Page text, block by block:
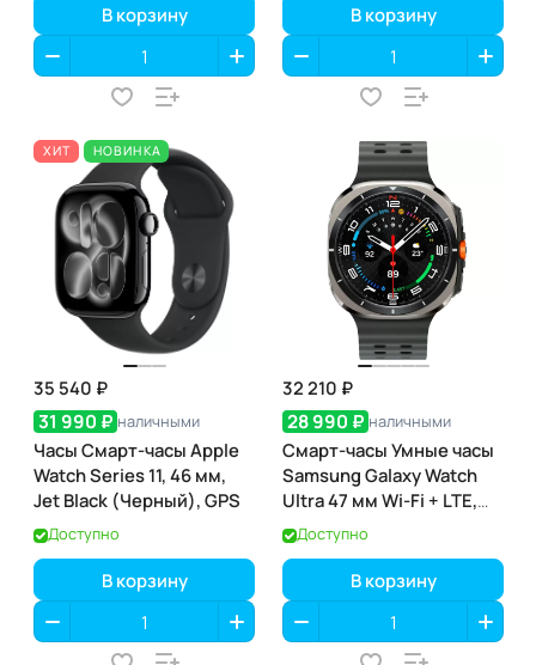
В корзину В корзину
ХИТ НОВИНКА
35 540 ₽
31 990 ₽ наличными
Часы Смарт-часы Apple
Watch Series 11, 46 мм,
Jet Black (Черный), GPS
Доступно
В корзину
32 210 ₽
28 990 ₽ наличными
Смарт-часы Умные часы
Samsung Galaxy Watch
Ultra 47 мм Wi-Fi + LTE,
Серебристый титан,
Ремешок черный
Доступно
В корзину